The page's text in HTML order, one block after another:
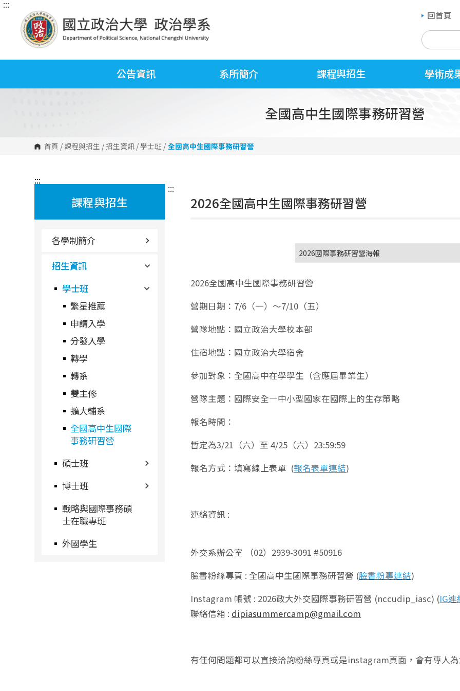
跳
塊
:::
回首頁
公告資訊 系所簡介 課程與招生 學術成
全國高中生國際事務研習營
首頁 / 課程與招生 /招生資訊 /學士班 / 全國高中生國際事務研習營
:::
課程與招生
各學制簡介
招生資訊
學士班
繁星推薦
申請入學
分發入學
轉學
轉系
雙主修
擴大輔系
全國高中生國際
事務研習營
碩士班
博士班
戰略與國際事務碩
士在職專班
外國學生
:::
2026全國高中生國際事務研習營
2026國際事務研習營海報
2026全國高中生國際事務研習營
營期日期：7/6（一）～7/10（五）
營隊地點：國立政治大學校本部
住宿地點：國立政治大學宿舍
參加對象：全國高中在學學生（含應屆畢業生）
營隊主題：國際安全—中小型國家在國際上的生存策略
報名時間：
暫定為3/21（六）至 4/25（六）23:59:59
報名方式：填寫線上表單 (報名表單連結)
連絡資訊 :
外交系辦公室 （02）2939-3091 #50916
臉書粉絲專頁 : 全國高中生國際事務研習營 (臉書粉專連結)
Instagram 帳號 : 2026政大外交國際事務研習營 (nccudip_iasc) (IG連
聯絡信箱 : dipiasummercamp@gmail.com
有任何問題都可以直接洽詢粉絲專頁或是instagram頁面，會有專人為